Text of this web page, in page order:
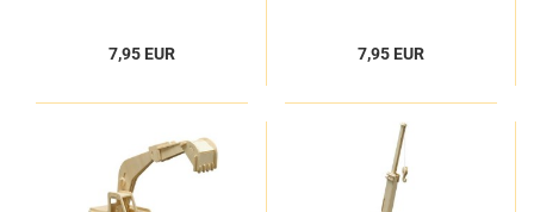
7,95 EUR 7,95 EUR